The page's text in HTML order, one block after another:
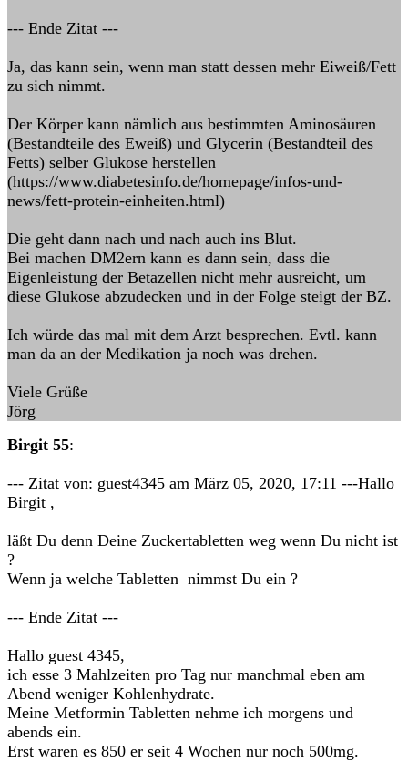
--- Ende Zitat ---
Ja, das kann sein, wenn man statt dessen mehr Eiweiß/Fett
zu sich nimmt.
Der Körper kann nämlich aus bestimmten Aminosäuren
(Bestandteile des Eweiß) und Glycerin (Bestandteil des
Fetts) selber Glukose herstellen
(https://www.diabetesinfo.de/homepage/infos-und-
news/fett-protein-einheiten.html)
Die geht dann nach und nach auch ins Blut.
Bei machen DM2ern kann es dann sein, dass die
Eigenleistung der Betazellen nicht mehr ausreicht, um
diese Glukose abzudecken und in der Folge steigt der BZ.
Ich würde das mal mit dem Arzt besprechen. Evtl. kann
man da an der Medikation ja noch was drehen.
Viele Grüße
Jörg
Birgit 55:
--- Zitat von: guest4345 am März 05, 2020, 17:11 ---Hallo
Birgit ,
läßt Du denn Deine Zuckertabletten weg wenn Du nicht ist
?
Wenn ja welche Tabletten nimmst Du ein ?
--- Ende Zitat ---
Hallo guest 4345,
ich esse 3 Mahlzeiten pro Tag nur manchmal eben am
Abend weniger Kohlenhydrate.
Meine Metformin Tabletten nehme ich morgens und
abends ein.
Erst waren es 850 er seit 4 Wochen nur noch 500mg.